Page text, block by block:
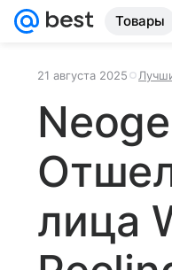
Товары
21 августа 2025
лица